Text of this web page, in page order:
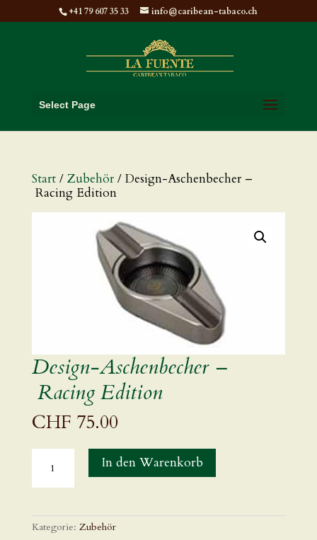
+41 79 607 35 33 info@caribean-tabaco.ch
Select Page
Start/ Zubehör/ Design-Aschenbecher –
Racing Edition
Design-Aschenbecher –
Racing Edition
CHF 75.00
Aschenbecher
Menge
In den Warenkorb
Kategorie: Zubehör